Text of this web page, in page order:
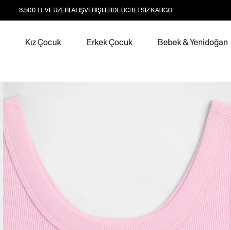
3.500 TL VE ÜZERİ ALIŞVERİŞLERDE ÜCRETSİZ KARGO
Kız Çocuk Erkek Çocuk Bebek & Yenidoğan